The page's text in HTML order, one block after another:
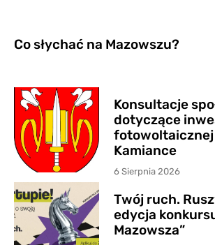
Co słychać na Mazowszu?
Konsultacje
dotyczące
fotowoltaicznej
Kamiance
6 Sierpnia 2026
Twój ruch.
edycja
Mazowsza”